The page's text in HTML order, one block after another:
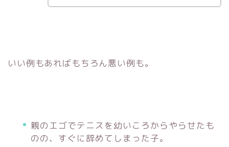
いい例もあればもちろん悪い例も。
親のエゴでテニスを幼いころからやらせたも
のの、すぐに辞めてしまった子。